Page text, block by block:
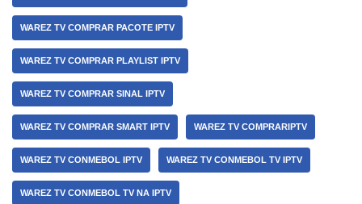
WAREZ TV COMPRAR PACOTE IPTV
WAREZ TV COMPRAR PLAYLIST IPTV
WAREZ TV COMPRAR SINAL IPTV
WAREZ TV COMPRAR SMART IPTV WAREZ TV COMPRARIPTV
WAREZ TV CONMEBOL IPTV WAREZ TV CONMEBOL TV IPTV
WAREZ TV CONMEBOL TV NA IPTV